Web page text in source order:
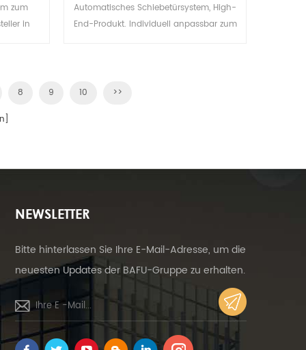
zum
in
Automatisches Schiebetürsystem, High-
End-Produkt. Individuell anpassbar zum
8 9 10 >>
NEWSLETTER
Bitte hinterlassen Sie Ihre E-Mail-Adresse, um die
neuesten Updates der BAFU-Gruppe zu erhalten.